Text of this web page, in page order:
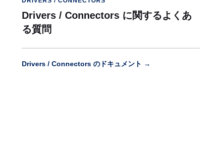
Drivers / Connectors に関するよくあ
る質問
Drivers / Connectors のドキュメント →